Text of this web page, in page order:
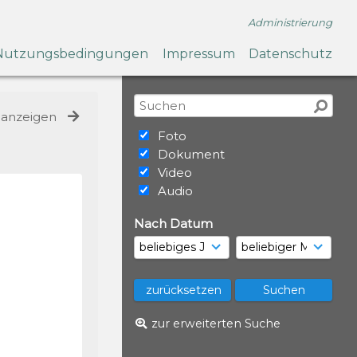
Administrierung
Impressum Datenschutz
Foto
Dokument
Video
Audio
Nach Datum
zur erweiterten Suche